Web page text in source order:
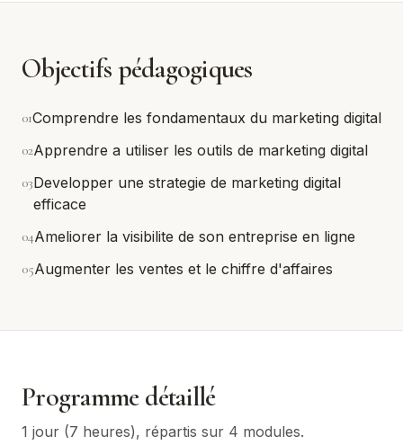
Objectifs pédagogiques
01Comprendre les fondamentaux du marketing digital
02Apprendre a utiliser les outils de marketing digital
03Developper une strategie de marketing digital
efficace
04Ameliorer la visibilite de son entreprise en ligne
05Augmenter les ventes et le chiffre d'affaires
Programme détaillé
1 jour (7 heures), répartis sur 4 modules.